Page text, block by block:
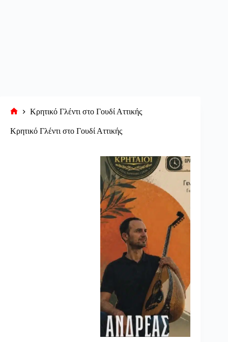
σελίδα
Κρητικό Γλέντι στο Γουδί Αττικής
Κρητικό Γλέντι στο Γουδί Αττικής